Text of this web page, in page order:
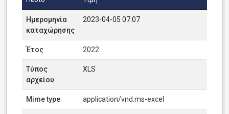
Ημερομηνία
καταχώρησης
2023-04-05 07:07
Έτος 2022
Τύπος
αρχείου
XLS
Mime type application/vnd.ms-excel